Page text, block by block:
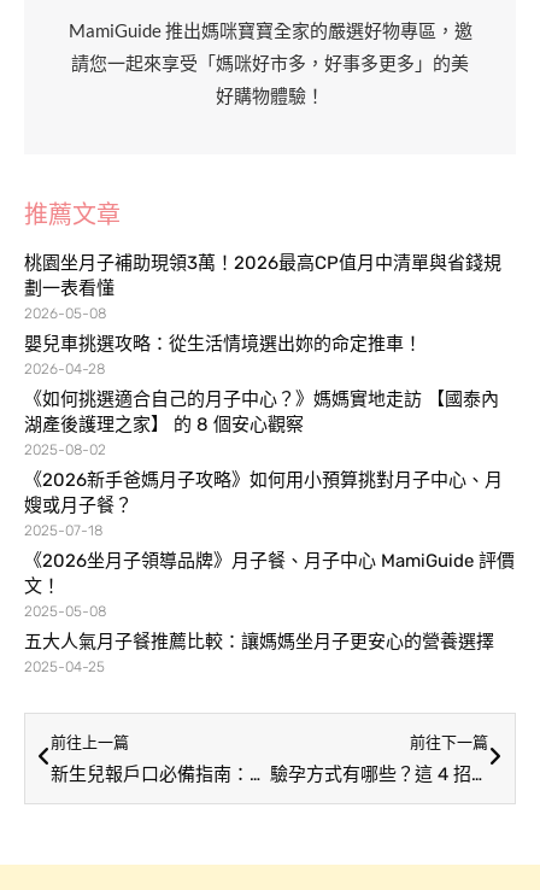
MamiGuide 推出媽咪寶寶全家的嚴選好物專區，邀
請您一起來享受「媽咪好市多，好事多更多」的美
好購物體驗！
推薦文章
桃園坐月子補助現領3萬！2026最高CP值月中清單與省錢規
劃一表看懂
2026-05-08
嬰兒車挑選攻略：從生活情境選出妳的命定推車！
2026-04-28
《如何挑選適合自己的月子中心？》媽媽實地走訪 【國泰內
湖產後護理之家】 的 8 個安心觀察
2025-08-02
《2026新手爸媽月子攻略》如何用小預算挑對月子中心、月
嫂或月子餐？
2025-07-18
《2026坐月子領導品牌》月子餐、月子中心 MamiGuide 評價
文！
2025-05-08
五大人氣月子餐推薦比較：讓媽媽坐月子更安心的營養選擇
2025-04-25
前往上一篇
新生兒報戶口必備指南：文件、申請流程、注意事項、常見問題，一次帶你完整掌握！
前往下一篇
驗孕方式有哪些？這 4 招讓你驗孕沒煩惱！